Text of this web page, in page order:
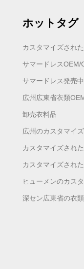
ホットタグ
カスタマイズされ
サマードレスOEM/
サマードレス発売中
広州広東省衣類
卸売衣料品
広州のカスタマイ
カスタマイズされ
カスタマイズされ
ヒューメンのカス
深セン広東省の衣